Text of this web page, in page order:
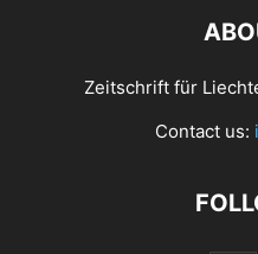
Zeitschrift für
Contact us: